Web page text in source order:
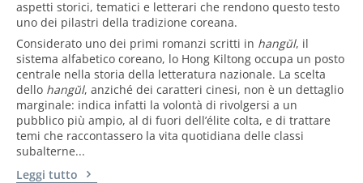
aspetti storici, tematici e letterari che rendono questo testo
uno dei pilastri della tradizione coreana.
Considerato uno dei primi romanzi scritti in hangŭl, il
sistema alfabetico coreano, lo Hong Kiltong occupa un posto
centrale nella storia della letteratura nazionale. La scelta
dello hangŭl, anziché dei caratteri cinesi, non è un dettaglio
marginale: indica infatti la volontà di rivolgersi a un
pubblico più ampio, al di fuori dell’élite colta, e di trattare
temi che raccontassero la vita quotidiana delle classi
subalterne...
Leggi tutto